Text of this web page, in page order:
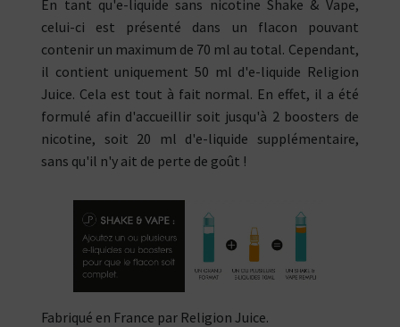
En tant qu'e-liquide sans nicotine Shake & Vape,
celui-ci est présenté dans un flacon pouvant
contenir un maximum de 70 ml au total. Cependant,
il contient uniquement 50 ml d'e-liquide Religion
Juice. Cela est tout à fait normal. En effet, il a été
formulé afin d'accueillir soit jusqu'à 2 boosters de
nicotine, soit 20 ml d'e-liquide supplémentaire,
sans qu'il n'y ait de perte de goût !
Fabriqué en France par Religion Juice.